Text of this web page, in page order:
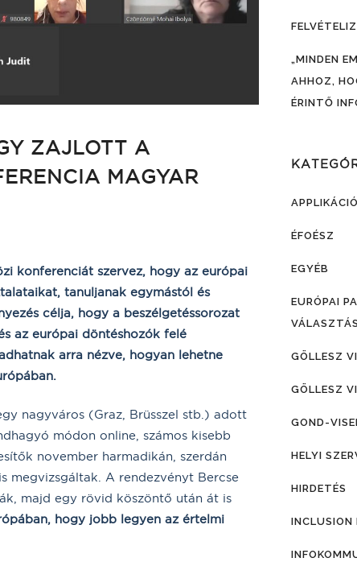
ZAJLOTT A
MAGYAR
konferenciát szervez, hogy az európai
tanuljanak egymástól és
célja, hogy a beszélgetéssorozat
az európai döntéshozók felé
arra nézve, hogyan lehetne
nagyváros (Graz, Brüsszel stb.) adott
módon online, számos kisebb
november harmadikán, szerdán
megvizsgáltak. A rendezvényt Bercse
majd egy rövid köszöntő után át is
hogy jobb legyen az értelmi
„MINDEN
AHHOZ,
ÉRINTŐ
APPLIKÁCIÓ
ÉFOÉSZ
EGYÉB
EURÓPAI
GÖLLESZ
GÖLLESZ
GOND-
HELYI
HIRDETÉS
INCLUSION